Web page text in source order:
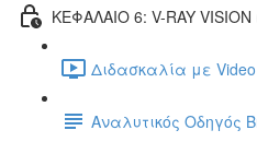
ΚΕΦΑΛΑΙΟ 6: V-RAY
Διδασκαλία με
Αναλυτικός Οδηγός